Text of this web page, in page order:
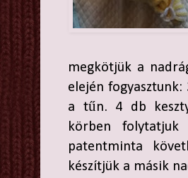
megkötjük a
elején fogyasztunk:
a tűn. 4 db
körben
patentminta
készítjük a másik